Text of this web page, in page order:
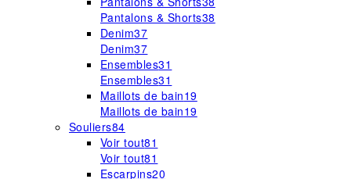
Pantalons & Shorts38
Denim37
Denim37
Ensembles31
Ensembles31
Maillots de bain19
Maillots de bain19
Souliers84
Voir tout81
Voir tout81
Escarpins20